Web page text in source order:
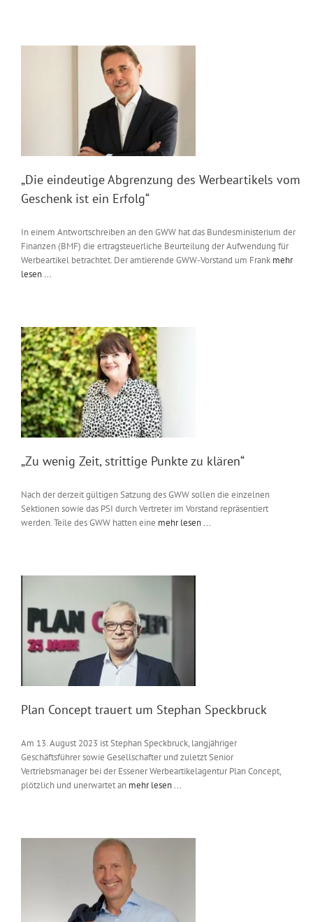
„Die eindeutige Abgrenzung des Werbeartikels vom
Geschenk ist ein Erfolg“
In einem Antwortschreiben an den GWW hat das Bundesministerium der
Finanzen (BMF) die ertragsteuerliche Beurteilung der Aufwendung für
Werbeartikel betrachtet. Der amtierende GWW-Vorstand um Frank mehr
lesen ...
„Zu wenig Zeit, strittige Punkte zu klären“
Nach der derzeit gültigen Satzung des GWW sollen die einzelnen
Sektionen sowie das PSI durch Vertreter im Vorstand repräsentiert
werden. Teile des GWW hatten eine mehr lesen ...
Plan Concept trauert um Stephan Speckbruck
Am 13. August 2023 ist Stephan Speckbruck, langjähriger
Geschäftsführer sowie Gesellschafter und zuletzt Senior
Vertriebsmanager bei der Essener Werbeartikelagentur Plan Concept,
plötzlich und unerwartet an mehr lesen ...